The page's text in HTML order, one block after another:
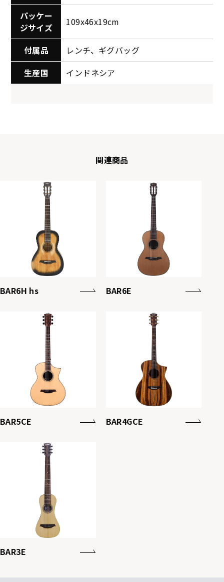
パッケー
ジサイズ
109x46x19cm
付属品
レンチ、ギグバッグ
生産国
インドネシア
関連商品
BAR6H hs BAR6E
BAR5CE BAR4GCE
BAR3E